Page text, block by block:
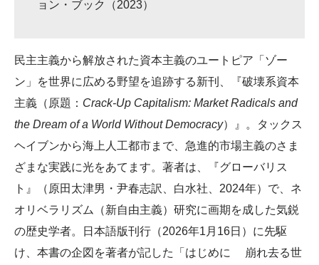
ョン・ブック（2023）
民主主義から解放された資本主義のユートピア「ゾー
ン」を世界に広める野望を追跡する新刊、『破壊系資本
主義（原題： Crack-Up Capitalism: Market Radicals and
the Dream of a World Without Democracy）』。タックス
ヘイブンから海上人工都市まで、急進的市場主義のさま
ざまな実践に光をあてます。著者は、『グローバリス
ト』（原田太津男・尹春志訳、白水社、2024年）で、ネ
オリベラリズム（新自由主義）研究に画期を成した気鋭
の歴史学者。日本語版刊行（2026年1月16日）に先駆
け、本書の企図を著者が記した「はじめに 崩れ去る世